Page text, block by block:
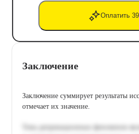
Оплатить
Заключение
Заключение суммирует результаты
отмечает их значение.